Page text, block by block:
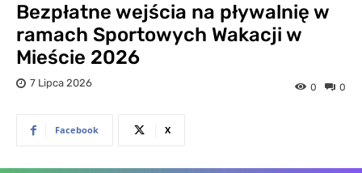
Bezpłatne wejścia na pływalnię w
ramach Sportowych Wakacji w
Mieście 2026
7 Lipca 2026 0
0
Facebook X